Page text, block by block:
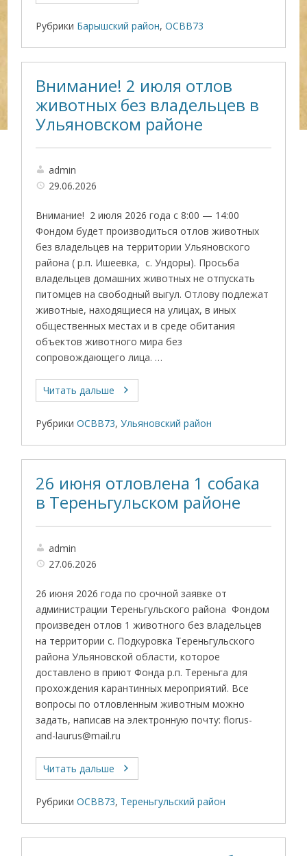
Рубрики Барышский район,ОСВВ73
Внимание! 2 июля отлов
животных без владельцев в
Ульяновском районе
admin
29.06.2026
Внимание! 2 июля 2026 года с 8:00 — 14:00
Фондом будет производиться отлов животных
без владельцев на территории Ульяновского
района ( р.п. Ишеевка, с. Ундоры). Просьба
владельцев домашних животных не отпускать
питомцев на свободный выгул. Отлову подлежат
животные, находящиеся на улицах, в иных
общественных местах и в среде обитания
объектов животного мира без
сопровождающего лица. …
Читать дальше
Рубрики ОСВВ73,Ульяновский район
26 июня отловлена 1 собака
в Тереньгульском районе
admin
27.06.2026
26 июня 2026 года по срочной заявке от
администрации Тереньгульского района Фондом
произведен отлов 1 животного без владельцев
на территории с. Подкуровка Тереньгульского
района Ульяновской области, которое
доставлено в приют Фонда р.п. Тереньга для
прохождения карантинных мероприятий. Все
вопросы по отловленным животным можно
задать, написав на электронную почту: florus-
and-laurus@mail.ru
Читать дальше
Рубрики ОСВВ73, Тереньгульский район